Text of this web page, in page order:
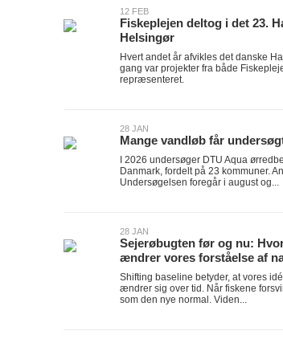
12 FEB
Fiskeplejen deltog i det 23.
Helsingør
Hvert andet år afvikles det danske
gang var projekter fra både
repræsenteret.
28 JAN
Mange vandløb får
I 2026 undersøger DTU Aqua
Danmark, fordelt på 23 kommuner.
Undersøgelsen foregår i august og...
28 JAN
Sejerøbugten før og nu:
ændrer vores forståelse af
Shifting baseline betyder, at vores
ændrer sig over tid. Når fiskene
som den nye normal. Viden...